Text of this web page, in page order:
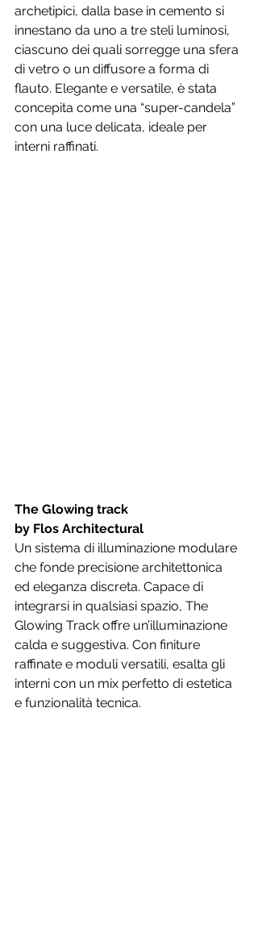
archetipici, dalla base in cemento si
innestano da uno a tre steli luminosi,
ciascuno dei quali sorregge una sfera
di vetro o un diffusore a forma di
flauto. Elegante e versatile, è stata
concepita come una “super-candela”
con una luce delicata, ideale per
interni raffinati.
The Glowing track
by Flos Architectural
Un sistema di illuminazione modulare
che fonde precisione architettonica
ed eleganza discreta. Capace di
integrarsi in qualsiasi spazio, The
Glowing Track offre un’illuminazione
calda e suggestiva. Con finiture
raffinate e moduli versatili, esalta gli
interni con un mix perfetto di estetica
e funzionalità tecnica.